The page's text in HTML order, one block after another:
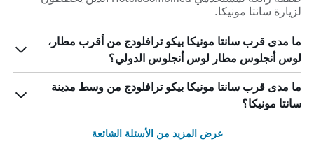
لزيارة سانتا مونيكا.
ما مدى قرب سانتا مونيكا بيكو ترافلودج من أقرب مطار،
لوس أنجلوس مطار لوس أنجلوس الدولي؟
ما مدى قرب سانتا مونيكا بيكو ترافلودج من وسط مدينة
سانتا مونيكا؟
عرض المزيد من الأسئلة الشائعة